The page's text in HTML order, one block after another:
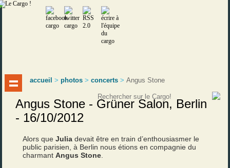
accueil >photos >concerts >Angus Stone
Angus Stone - Grüner Salon, Berlin
- 16/10/2012
Alors queJulia devait être en train d’enthousiasmer le
public parisien, à Berlin nous étions en compagnie du
charmantAngus Stone